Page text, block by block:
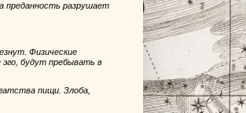
преданность разрушает
Физические
будут пребывать в
пищи. Злоба,